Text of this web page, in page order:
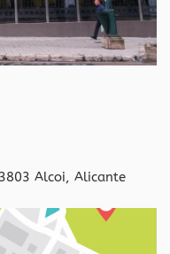
Alcoi, Alicante